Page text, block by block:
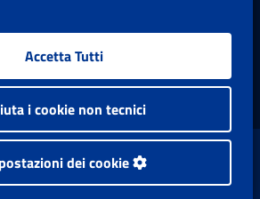
una nuova finestra
Apre una nuova finestra
Whatsapp: Apre una nuova
Youtube: Apre una
Instagram:
© 1997-2026
Nazionale Previdenza Sociale.
Accetta Tutti
i cookie non tecnici
dei cookie